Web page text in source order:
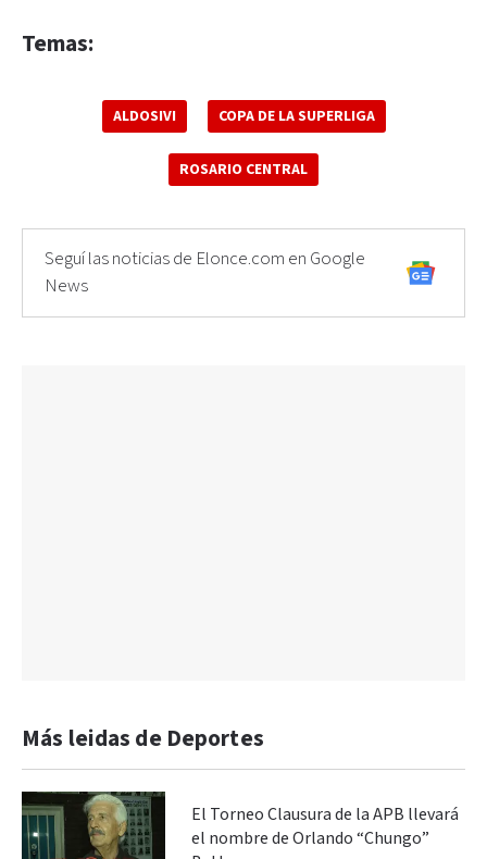
Temas:
ALDOSIVI COPA DE LA SUPERLIGA
ROSARIO CENTRAL
Seguí las noticias de Elonce.com en Google
News
Más leidas de Deportes
El Torneo Clausura de la APB llevará
el nombre de Orlando “Chungo”